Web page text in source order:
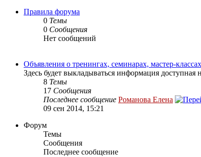
Правила форума
0 Темы
0 Сообщения
Нет сообщений
Объявления о тренингах, семинарах, мастер-
Здесь будет выкладываться информация
8 Темы
17 Сообщения
Последнее сообщение Романова Елена
09 сен 2014, 15:21
Форум
Темы
Сообщения
Последнее сообщение